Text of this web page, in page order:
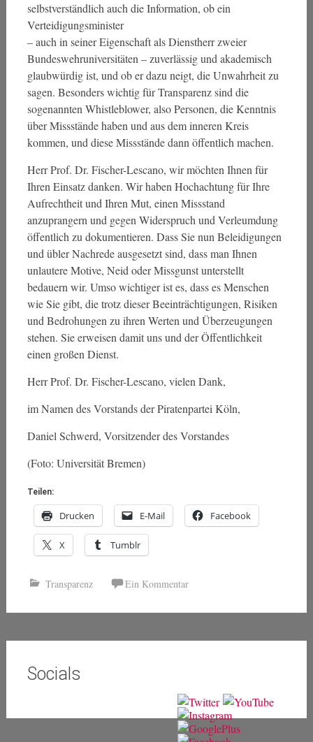
selbstverständlich auch die Information, ob ein
Verteidigungsminister
– auch in seiner Eigenschaft als Dienstherr zweier
Bundeswehruniversitäten – zuverlässig und akademisch
glaubwürdig ist, und ob er dazu neigt, die Unwahrheit zu
sagen. Besonders wichtig für Transparenz sind die
sogenannten Whistleblower, also Personen, die Kenntnis
über Missstände haben und aus dem inneren Kreis
kommen, und diese Missstände dann öffentlich machen.
Herr Prof. Dr. Fischer-Lescano, wir möchten Ihnen für
Ihren Einsatz danken. Wir haben Hochachtung für Ihre
Aufrechtheit und Ihren Mut, einen Missstand
anzuprangern und gegen Widerspruch und Verleumdung
öffentlich zu dokumentieren. Dass Sie nun Beleidigungen
und übler Nachrede ausgesetzt sind, dass man Ihnen
unlautere Motive, Neid oder Missgunst unterstellt
bedauern wir. Umso wichtiger ist es, dass es Menschen
wie Sie gibt, die trotz dieser Beeinträchtigungen, Risiken
und Bedrohungen zu ihren Werten und Überzeugungen
stehen. Sie erweisen damit uns und der Öffentlichkeit
einen großen Dienst.
Herr Prof. Dr. Fischer-Lescano, vielen Dank,
im Namen des Vorstands der Piratenpartei Köln,
Daniel Schwerd, Vorsitzender des Vorstandes
(Foto: Universität Bremen)
Teilen:
Drucken E-Mail Facebook
X Tumblr
Transparenz Ein Kommentar
Socials